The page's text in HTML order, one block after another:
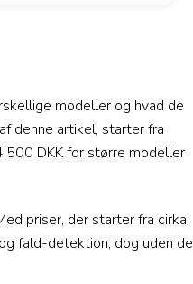
modeller og hvad de
denne artikel, starter fra
DKK for større modeller
priser, der starter fra cirka
fald-detektion, dog uden de